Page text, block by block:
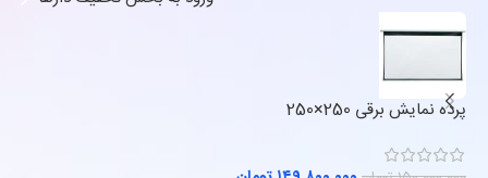
پرده نمایش برقی 250×250